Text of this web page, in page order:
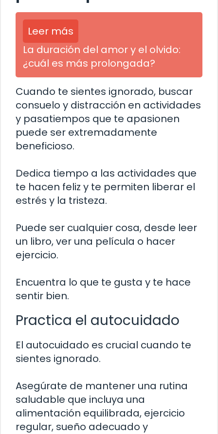
Leer más
La duración del amor y el olvido:
¿cuál es más prolongada?
Cuando te sientes ignorado, buscar
consuelo y distracción en actividades
y pasatiempos que te apasionen
puede ser extremadamente
beneficioso.
Dedica tiempo a las actividades que
te hacen feliz y te permiten liberar el
estrés y la tristeza.
Puede ser cualquier cosa, desde leer
un libro, ver una película o hacer
ejercicio.
Encuentra lo que te gusta y te hace
sentir bien.
Practica el autocuidado
El autocuidado es crucial cuando te
sientes ignorado.
Asegúrate de mantener una rutina
saludable que incluya una
alimentación equilibrada, ejercicio
regular, sueño adecuado y